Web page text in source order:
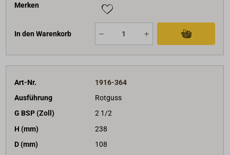
Merken
In den Warenkorb
Art-Nr.
1916-364
Ausführung
Rotguss
G BSP (Zoll)
2 1/2
H (mm)
238
D (mm)
108